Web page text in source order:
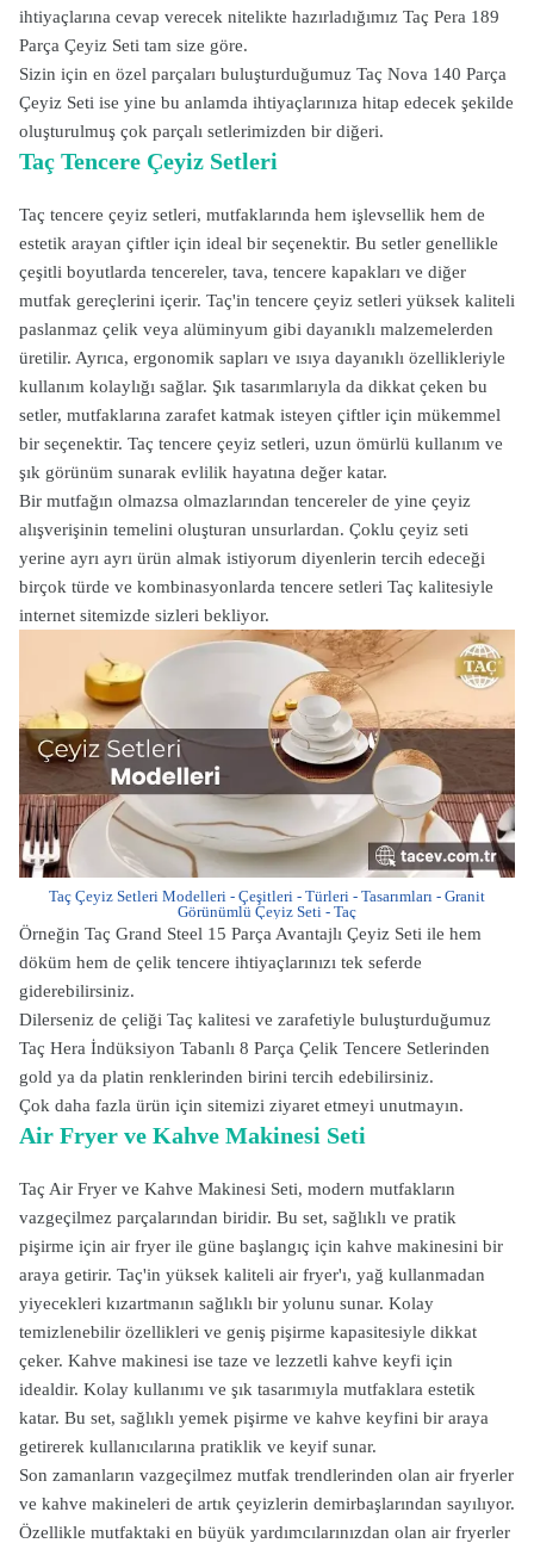
ihtiyaçlarına cevap verecek nitelikte hazırladığımız Taç Pera 189
Parça Çeyiz Seti tam size göre.
Sizin için en özel parçaları buluşturduğumuz Taç Nova 140 Parça
Çeyiz Seti ise yine bu anlamda ihtiyaçlarınıza hitap edecek şekilde
oluşturulmuş çok parçalı setlerimizden bir diğeri.
Taç Tencere Çeyiz Setleri
Taç tencere çeyiz setleri, mutfaklarında hem işlevsellik hem de
estetik arayan çiftler için ideal bir seçenektir. Bu setler genellikle
çeşitli boyutlarda tencereler, tava, tencere kapakları ve diğer
mutfak gereçlerini içerir. Taç'in tencere çeyiz setleri yüksek kaliteli
paslanmaz çelik veya alüminyum gibi dayanıklı malzemelerden
üretilir. Ayrıca, ergonomik sapları ve ısıya dayanıklı özellikleriyle
kullanım kolaylığı sağlar. Şık tasarımlarıyla da dikkat çeken bu
setler, mutfaklarına zarafet katmak isteyen çiftler için mükemmel
bir seçenektir. Taç tencere çeyiz setleri, uzun ömürlü kullanım ve
şık görünüm sunarak evlilik hayatına değer katar.
Bir mutfağın olmazsa olmazlarından tencereler de yine çeyiz
alışverişinin temelini oluşturan unsurlardan. Çoklu çeyiz seti
yerine ayrı ayrı ürün almak istiyorum diyenlerin tercih edeceği
birçok türde ve kombinasyonlarda tencere setleri Taç kalitesiyle
internet sitemizde sizleri bekliyor.
Taç Çeyiz Setleri Modelleri - Çeşitleri - Türleri - Tasarımları - Granit
Görünümlü Çeyiz Seti - Taç
Örneğin Taç Grand Steel 15 Parça Avantajlı Çeyiz Seti ile hem
döküm hem de çelik tencere ihtiyaçlarınızı tek seferde
giderebilirsiniz.
Dilerseniz de çeliği Taç kalitesi ve zarafetiyle buluşturduğumuz
Taç Hera İndüksiyon Tabanlı 8 Parça Çelik Tencere Setlerinden
gold ya da platin renklerinden birini tercih edebilirsiniz.
Çok daha fazla ürün için sitemizi ziyaret etmeyi unutmayın.
Air Fryer ve Kahve Makinesi Seti
Taç Air Fryer ve Kahve Makinesi Seti, modern mutfakların
vazgeçilmez parçalarından biridir. Bu set, sağlıklı ve pratik
pişirme için air fryer ile güne başlangıç için kahve makinesini bir
araya getirir. Taç'in yüksek kaliteli air fryer'ı, yağ kullanmadan
yiyecekleri kızartmanın sağlıklı bir yolunu sunar. Kolay
temizlenebilir özellikleri ve geniş pişirme kapasitesiyle dikkat
çeker. Kahve makinesi ise taze ve lezzetli kahve keyfi için
idealdir. Kolay kullanımı ve şık tasarımıyla mutfaklara estetik
katar. Bu set, sağlıklı yemek pişirme ve kahve keyfini bir araya
getirerek kullanıcılarına pratiklik ve keyif sunar.
Son zamanların vazgeçilmez mutfak trendlerinden olan air fryerler
ve kahve makineleri de artık çeyizlerin demirbaşlarından sayılıyor.
Özellikle mutfaktaki en büyük yardımcılarınızdan olan air fryerler